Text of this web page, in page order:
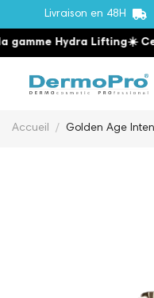
Livraison en 48H
Hydra Lifting☀️ Cet
Accueil Golden Age